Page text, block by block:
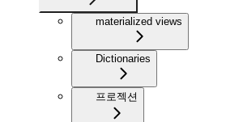
materialized views
Dictionaries
프로젝션